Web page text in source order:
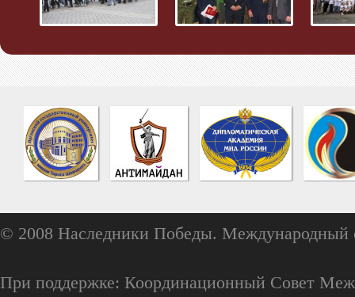
© 2008 Наследники Победы. Международный
При поддержке: Координационный Совет